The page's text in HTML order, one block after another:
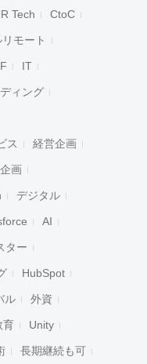
Tech CtoC
モート
IT
ィング
ス 経営企画
画
デジタル
AI
ター
HubSpot
ル 外資
育 Unity
長期継続も可